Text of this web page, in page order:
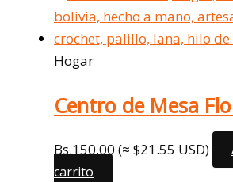
Hogar
Centro de Mesa
Bs.150,00 (≈ $21.55 USD)
carrito